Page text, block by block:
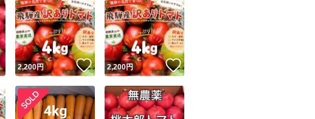
取引実績◯+ このユーザーはYahoo!フリマの取引を完了させた実績があります
他フリマ実績◯+ このユーザーは他フリマサービスでの取引実績があります
スピード&安心発送
※このバッジは実績に基づく表示であり、発送を保証しているものではありません
コピーは1商品につき1回です
出品ページへ
キャンセル
2,200円 いいね！
2,200円 いいね！